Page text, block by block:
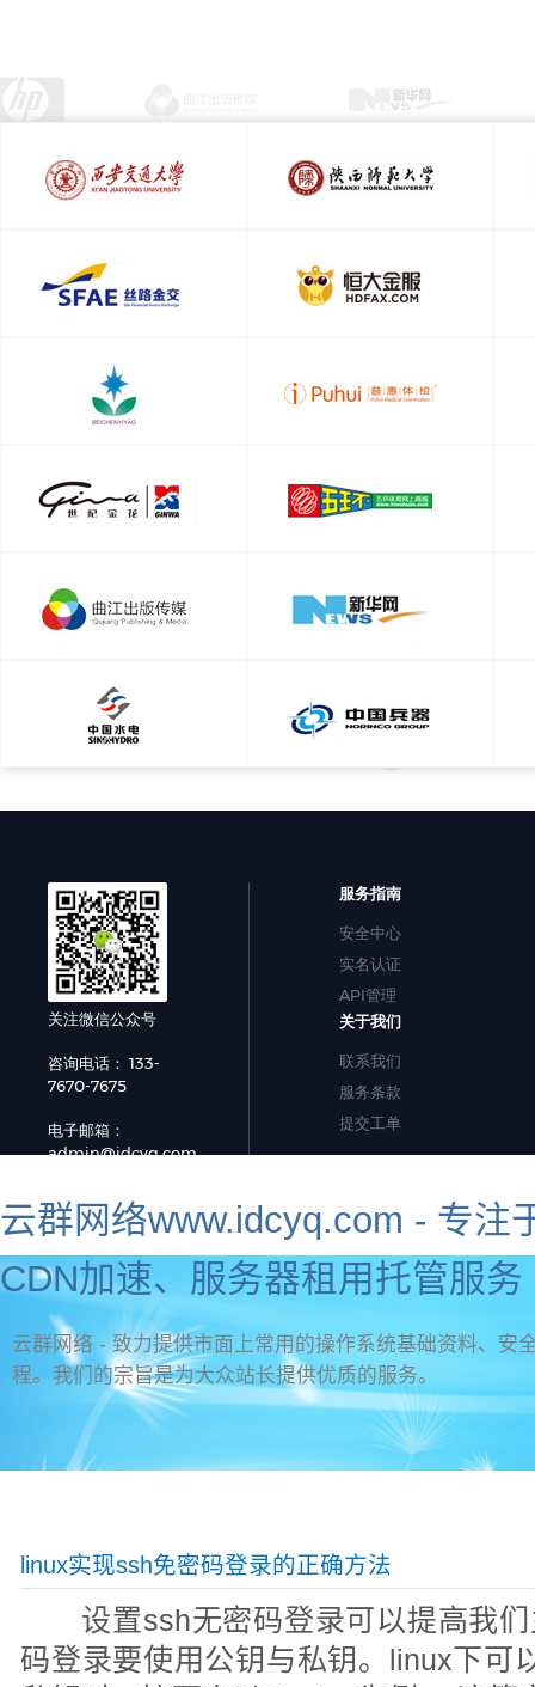
云群网络www.idcyq.com - 专注
CDN加速、服务器租用托管服
云群网络 - 致力提供市面上常用的操作系统基础资料、安
程。我们的宗旨是为大众站长提供优质的服务。
linux实现ssh免密码登录的正确方法
设置ssh无密码登录可以提高我
码登录要使用公钥与私钥。linux下可